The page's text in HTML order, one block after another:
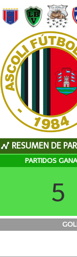
RESUMEN DE
PARTIDOS
5